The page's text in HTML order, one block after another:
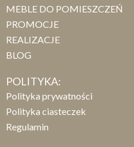
MEBLE DO POMIESZCZEŃ
PROMOCJE
REALIZACJE
BLOG
POLITYKA:
Polityka prywatności
Polityka ciasteczek
Regulamin